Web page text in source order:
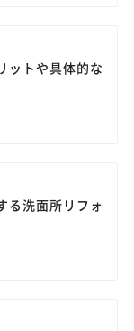
ットや具体的な
る洗面所リフォ